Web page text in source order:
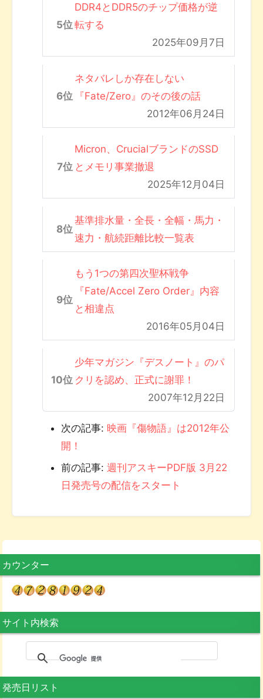
DDR4とDDR5のチップ価格が逆
転する
2025年09月7日
ネタバレしか存在しない
『Fate/Zero』のその後の話
2012年06月24日
Micron、CrucialブランドのSSD
とメモリ事業撤退
2025年12月04日
基準排水量・全長・全幅・馬力・
速力・航続距離比較一覧表
もう1つの第四次聖杯戦争
『Fate/Accel Zero Order』内容
と相違点
2016年05月04日
少年マガジン『デスノート』のパ
クリを認め、正式に謝罪！
2007年12月22日
次の記事: 映画『傷物語』は2012年公
開！
前の記事: 週刊アスキーPDF版 3月22
日発売号の配信をスタート
カウンター
サイト内検索
発売日リスト